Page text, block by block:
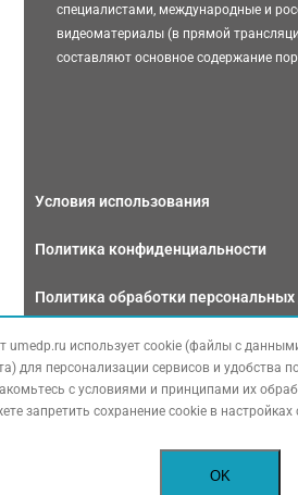
специалистами, международные и
видеоматериалы (в прямой
составляют основное содержание
Условия использования
Политика конфиденциальности
Политика обработки
Связаться с нами
umedp.ru использует cookie (файлы с
для персонализации сервисов и удобства
с условиями и принципами их
запретить сохранение cookie в настройках
OK